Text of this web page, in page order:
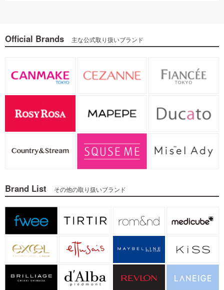
Official Brands 主な公式取り扱いブランド
Brand List その他の取り扱いブランド